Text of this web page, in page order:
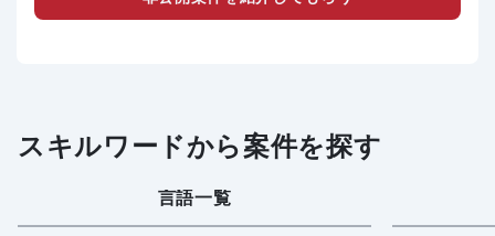
スキルワードから案件を探す
言語一覧